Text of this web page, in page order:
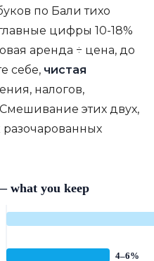
по Бали тихо
цифры 10-18%
аренда ÷ цена, до
себе, чистая
налогов,
этих двух,